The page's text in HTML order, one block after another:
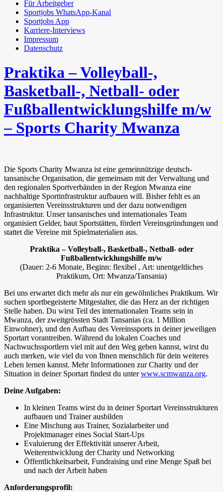
Für Arbeitgeber
Sportjobs WhatsApp-Kanal
Sportjobs App
Karriere-Interviews
Impressum
Datenschutz
Praktika – Volleyball-,
Basketball-, Netball- oder
Fußballentwicklungshilfe m/w
– Sports Charity Mwanza
Die Sports Charity Mwanza ist eine gemeinnützige deutsch-
tansanische Organisation, die gemeinsam mit der Verwaltung und
den regionalen Sportverbänden in der Region Mwanza eine
nachhaltige Sportinfrastruktur aufbauen will. Bisher fehlt es an
organisierten Vereinsstrukturen und der dazu notwendigen
Infrastruktur. Unser tansanisches und internationales Team
organisiert Gelder, baut Sportstätten, fördert Vereinsgründungen und
stattet die Vereine mit Spielmaterialien aus.
Praktika – Volleyball-, Basketball-, Netball- oder
Fußballentwicklungshilfe m/w
(Dauer: 2-6 Monate, Beginn: flexibel , Art: unentgeltliches
Praktikum, Ort: Mwanza/Tansania)
Bei uns erwartet dich mehr als nur ein gewöhnliches Praktikum. Wir
suchen sportbegeisterte Mitgestalter, die das Herz an der richtigen
Stelle haben. Du wirst Teil des internationalen Teams sein in
Mwanza, der zweitgrössten Stadt Tansanias (ca. 1 Million
Einwohner), und den Aufbau des Vereinssports in deiner jeweiligen
Sportart vorantreiben. Während du lokalen Coaches und
Nachwuchssportlern viel mit auf den Weg geben kannst, wirst du
auch merken, wie viel du von Ihnen menschlich für dein weiteres
Leben lernen kannst. Mehr Informationen zur Charity und der
Situation in deiner Sportart findest du unterwww.scmwanza.org.
Deine Aufgaben:
In kleinen Teams wirst du in deiner Sportart Vereinsstrukturen
aufbauen und Trainer ausbilden
Eine Mischung aus Trainer, Sozialarbeiter und
Projektmanager eines Social Start-Ups
Evaluierung der Effektivität unserer Arbeit,
Weiterentwicklung der Charity und Networking
Öffentlichkeitsarbeit, Fundraising und eine Menge Spaß bei
und nach der Arbeit haben
Anforderungsprofil: